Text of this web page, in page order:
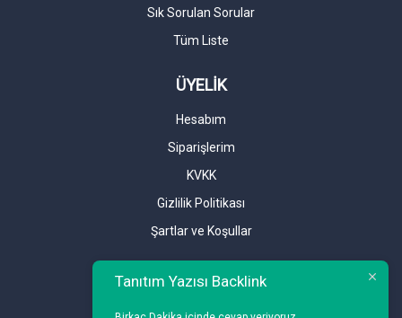
Sık Sorulan Sorular
Tüm Liste
ÜYELİK
Hesabım
Siparişlerim
KVKK
Gizlilik Politikası
Şartlar ve Koşullar
Tanıtım Yazısı Backlink